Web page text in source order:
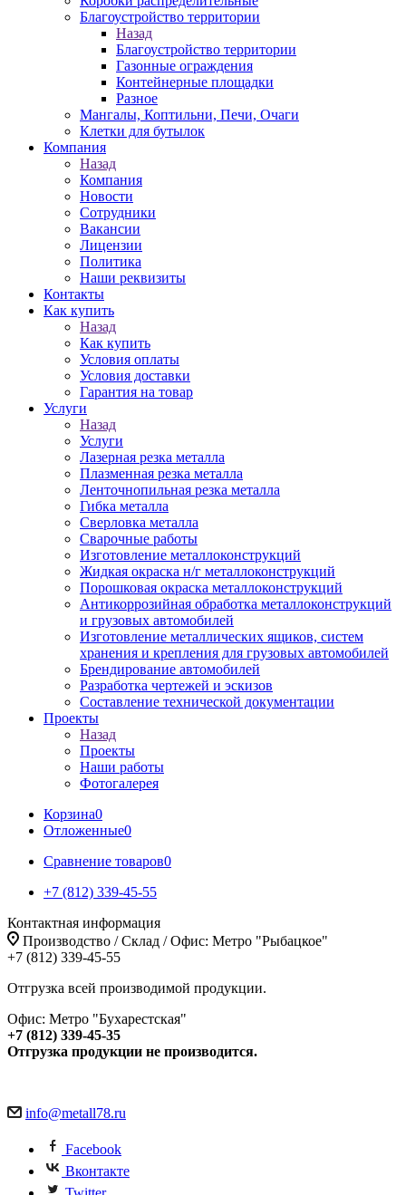
Благоустройство территории
Назад
Благоустройство территории
Газонные ограждения
Контейнерные площадки
Разное
Мангалы, Коптильни, Печи, Очаги
Клетки для бутылок
Компания
Назад
Компания
Новости
Сотрудники
Вакансии
Лицензии
Политика
Наши реквизиты
Контакты
Как купить
Назад
Как купить
Условия оплаты
Условия доставки
Гарантия на товар
Услуги
Назад
Услуги
Лазерная резка металла
Плазменная резка металла
Ленточнопильная резка металла
Гибка металла
Сверловка металла
Сварочные работы
Изготовление металлоконструкций
Жидкая окраска н/г металлоконструкций
Порошковая окраска металлоконструкций
Антикоррозийная обработка металлоконструкций
и грузовых автомобилей
Изготовление металлических ящиков, систем
хранения и крепления для грузовых автомобилей
Брендирование автомобилей
Разработка чертежей и эскизов
Составление технической документации
Проекты
Назад
Проекты
Наши работы
Фотогалерея
Корзина0
Отложенные0
Сравнение товаров0
+7 (812) 339-45-55
Контактная информация
Производство / Склад / Офис: Метро "Рыбацкое"
+7 (812) 339-45-55
Отгрузка всей производимой продукции.
Офис: Метро "Бухарестская"
+7 (812) 339-45-35
Отгрузка продукции не производится.
info@metall78.ru
Facebook
Вконтакте